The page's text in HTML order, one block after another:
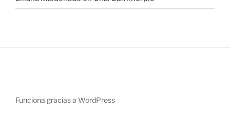
Funciona gracias a WordPress